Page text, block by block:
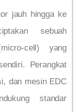
jauh hingga ke
sebuah
cell) yang
Perangkat
dan mesin EDC
standar